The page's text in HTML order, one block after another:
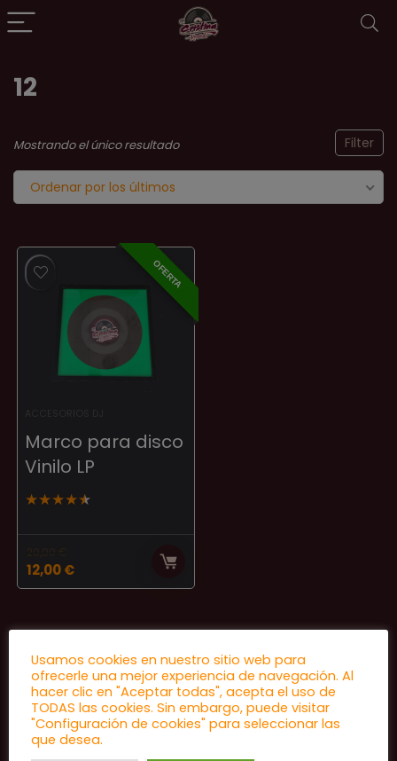
12
Filter
Mostrando el único resultado
Ordenar por los últimos
OFERTA
Marco para disco
Vinilo LP
★★★★★
20,00 €
El
precio
12,00€El
precio
Usamos cookies en nuestro sitio web para
ofrecerle una mejor experiencia de navegación. Al
hacer clic en "Aceptar todas", acepta el uso de
TODAS las cookies. Sin embargo, puede visitar
"Configuración de cookies" para seleccionar las
que desea.